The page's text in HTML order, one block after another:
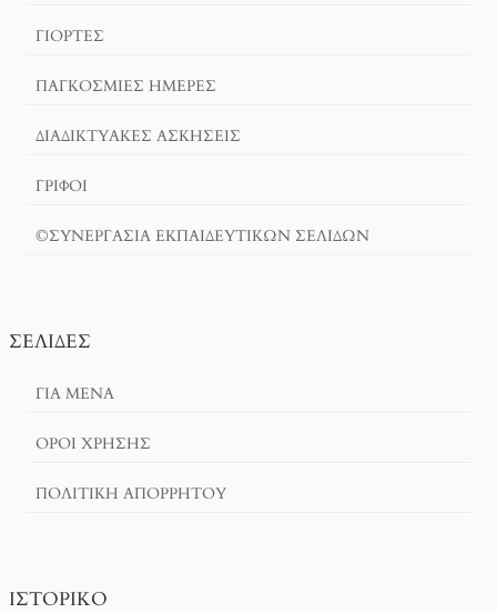
ΓΙΟΡΤΈΣ
ΠΑΓΚΟΣΜΙΕΣ ΗΜΕΡΕΣ
ΔΙΑΔΙΚΤΥΑΚΈΣ ΑΣΚΉΣΕΙΣ
ΓΡΙΦΟΙ
©ΣΥΝΕΡΓΑΣΙΑ ΕΚΠΑΙΔΕΥΤΙΚΩΝ ΣΕΛΙΔΩΝ
ΣΕΛΊΔΕΣ
ΓΙΑ ΜΕΝΑ
ΌΡΟΙ ΧΡΗΣΗΣ
ΠΟΛΙΤΙΚΉ ΑΠΟΡΡΉΤΟΥ
ΙΣΤΟΡΙΚΌ